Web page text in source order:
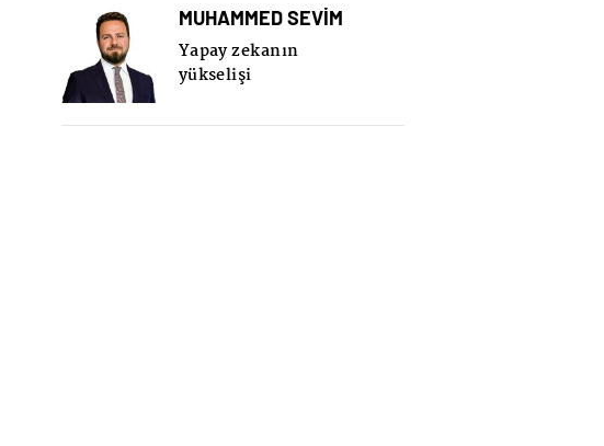
MUHAMMED SEVİM
Yapay zekanın
yükselişi